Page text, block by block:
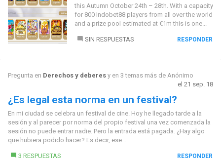
this Autumn October 24th – 28th. With a capacity
for 800 Indobet88 players from all over the world
and a prize pool estimated at €1m this is one...
SIN RESPUESTAS RESPONDER
Pregunta en Derechos y deberesy en 3 temas más de Anónimo
el 21 sep. 18
¿Es legal esta norma en un festival?
En mi ciudad se celebra un festival de cine. Hoy he llegado tarde a la
sesión y al parecer por norma del propio festival una vez comenzada la
sesión no puede entrar nadie. Pero la entrada está pagada. ¿Hay algo
que hubiera podido hacer? Es decir, ese...
3 RESPUESTAS RESPONDER